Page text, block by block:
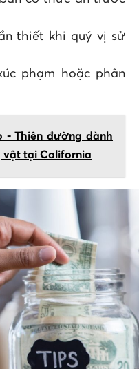
thiết khi quý vị sử
phạm hoặc phân
- Thiên đường dành
vật tại California